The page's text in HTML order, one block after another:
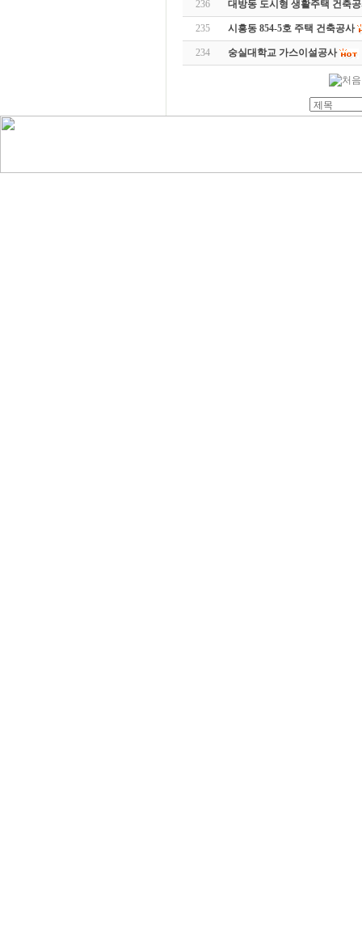
236 대방동 도시형 생활주택 건축
235 시흥동 854-5호 주택 건축공사
234 숭실대학교 가스이설공사